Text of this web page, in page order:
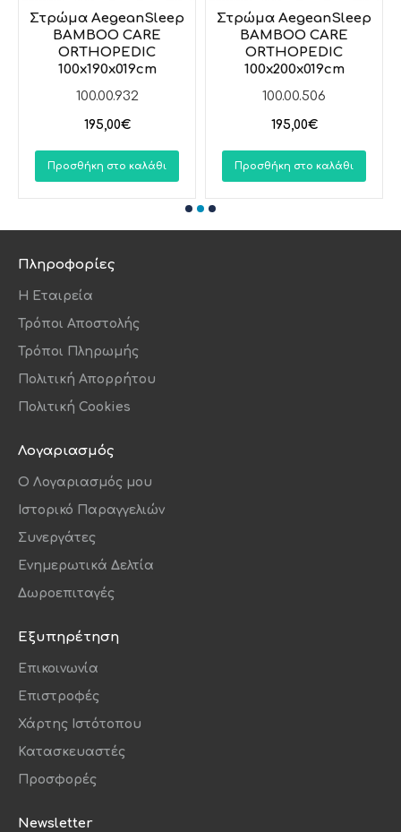
ΑΝΤΙΚΑΤΑΣΤΑΣΗ / ΤΑ ΕΠΟΜΕΝΑ 2 ΧΡΟΝΙΑ ΕΠΙΣΚΕΥΗ )
(στην Εγγύηση δεν περιλαμβάνονται τα χερούλια.)
Τα στρωματά μας διατίθενται σε όποια διάσταση
είναι 100% ΧΕΙΡΟΠΟΙΗΤΑ!!!
Όλα τα Υλικά που χρησιμοποιούμε είναι Πιστοποιημένα
και Παράγονται από τα Καλύτερα Εργοστάσια της
100.00.932
Στρώμα AegeanSleep
BAMBOO CARE
ORTHOPEDIC
100x190x019cm
195,00€
Προσθήκη στο καλάθι
100.00.506
Στρώμα AegeanSleep
BAMBOO CARE
ORTHOPEDIC
100x200x019cm
195,00€
Προσθήκη στο καλάθι
Πληροφορίες
Η Εταιρεία
Τρόποι Αποστολής
Τρόποι Πληρωμής
Πολιτική Απορρήτου
Πολιτική Cookies
Λογαριασμός
O Λογαριασμός μου
Ιστορικό Παραγγελιών
Συνεργάτες
Ενημερωτικά Δελτία
Δωροεπιταγές
Εξυπηρέτηση
Επικοινωνία
Επιστροφές
Χάρτης Ιστότοπου
Κατασκευαστές
Προσφορές
Newsletter